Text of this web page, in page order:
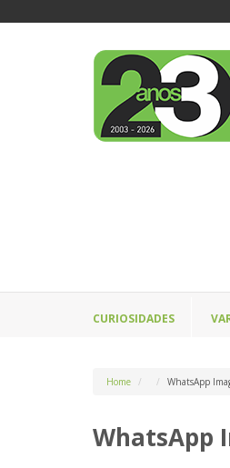
CURIOSIDADES
Home WhatsApp
WhatsApp